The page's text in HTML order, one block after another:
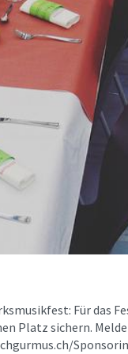
Für das
Platz sichern.